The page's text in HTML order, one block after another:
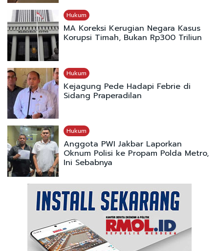
Hukum
MA Koreksi Kerugian Negara Kasus
Korupsi Timah, Bukan Rp300 Triliun
Hukum
Kejagung Pede Hadapi Febrie di
Sidang Praperadilan
Hukum
Anggota PWI Jakbar Laporkan
Oknum Polisi ke Propam Polda Metro,
Ini Sebabnya